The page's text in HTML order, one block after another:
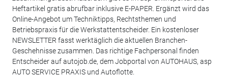
Heftartikel gratis abrufbar inklusive E-PAPER. Ergänzt wird das
Online-Angebot um Techniktipps, Rechtsthemen und
Betriebspraxis für die Werkstattentscheider. Ein kostenloser
NEWSLETTER fasst werktäglich die aktuellen Branchen-
Geschehnisse zusammen. Das richtige Fachpersonal finden
Entscheider auf autojob.de, dem Jobportal von AUTOHAUS, asp
AUTO SERVICE PRAXIS und Autoflotte.